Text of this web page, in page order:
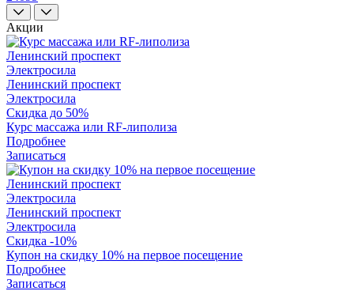
Акции
Ленинский проспект
Электросила
Ленинский проспект
Электросила
Скидка до 50%
Курс массажа или RF-липолиза
Подробнее
Записаться
Ленинский проспект
Электросила
Ленинский проспект
Электросила
Скидка -10%
Купон на скидку 10% на первое посещение
Подробнее
Записаться